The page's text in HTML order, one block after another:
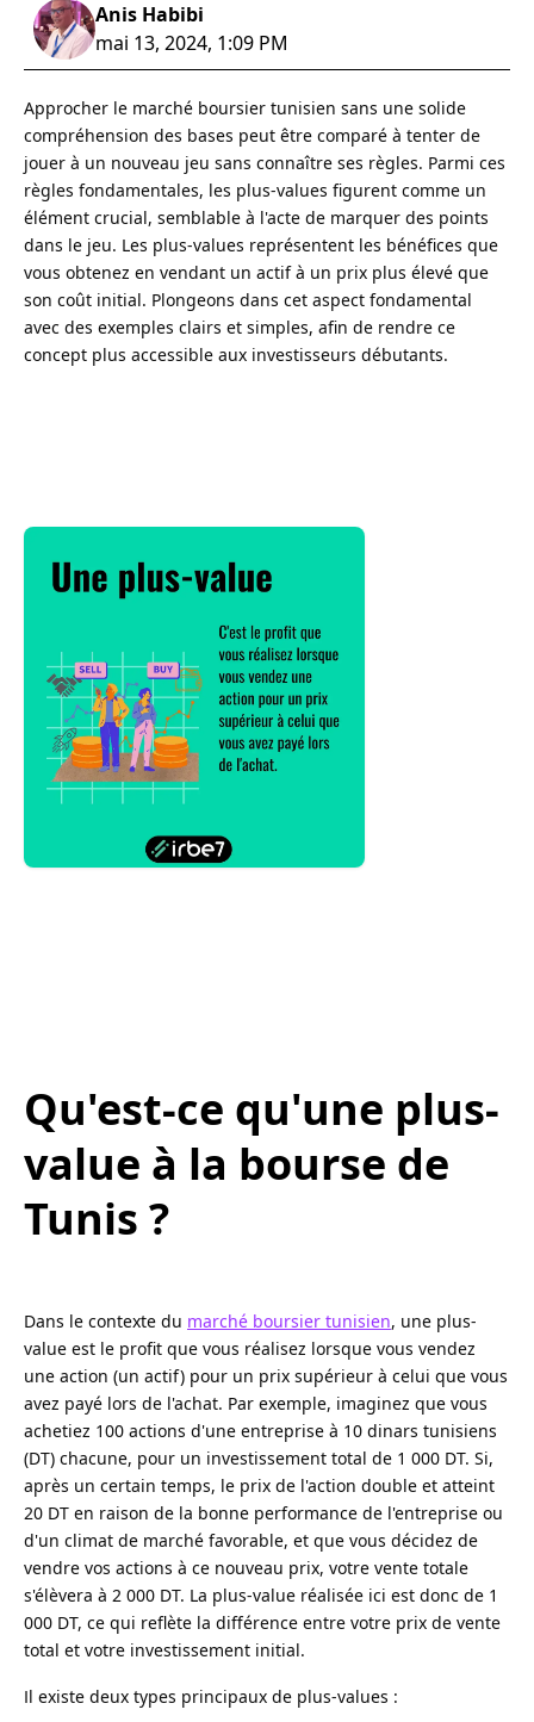
Anis Habibi
mai 13, 2024, 1:09 PM
Approcher le marché boursier tunisien sans une solide
compréhension des bases peut être comparé à tenter de
jouer à un nouveau jeu sans connaître ses règles. Parmi ces
règles fondamentales, les plus-values figurent comme un
élément crucial, semblable à l'acte de marquer des points
dans le jeu. Les plus-values représentent les bénéfices que
vous obtenez en vendant un actif à un prix plus élevé que
son coût initial. Plongeons dans cet aspect fondamental
avec des exemples clairs et simples, afin de rendre ce
concept plus accessible aux investisseurs débutants.
Qu'est-ce qu'une plus-
value à la bourse de
Tunis ?
Dans le contexte du marché boursier tunisien, une plus-
value est le profit que vous réalisez lorsque vous vendez
une action (un actif) pour un prix supérieur à celui que vous
avez payé lors de l'achat. Par exemple, imaginez que vous
achetiez 100 actions d'une entreprise à 10 dinars tunisiens
(DT) chacune, pour un investissement total de 1 000 DT. Si,
après un certain temps, le prix de l'action double et atteint
20 DT en raison de la bonne performance de l'entreprise ou
d'un climat de marché favorable, et que vous décidez de
vendre vos actions à ce nouveau prix, votre vente totale
s'élèvera à 2 000 DT. La plus-value réalisée ici est donc de 1
000 DT, ce qui reflète la différence entre votre prix de vente
total et votre investissement initial.
Il existe deux types principaux de plus-values :